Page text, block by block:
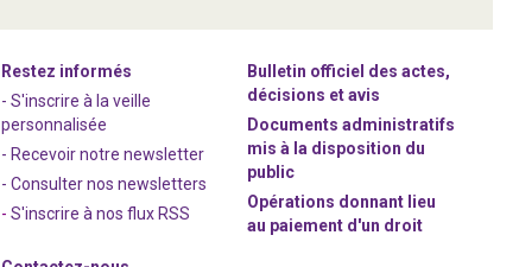
Restez informés
- S'inscrire à la veille
personnalisée
- Recevoir notre newsletter
- Consulter nos newsletters
-S'inscrire à nos flux RSS
Bulletin officiel des actes,
décisions et avis
Documents administratifs
mis à la disposition du
public
Opérations donnant lieu
au paiement d'un droit